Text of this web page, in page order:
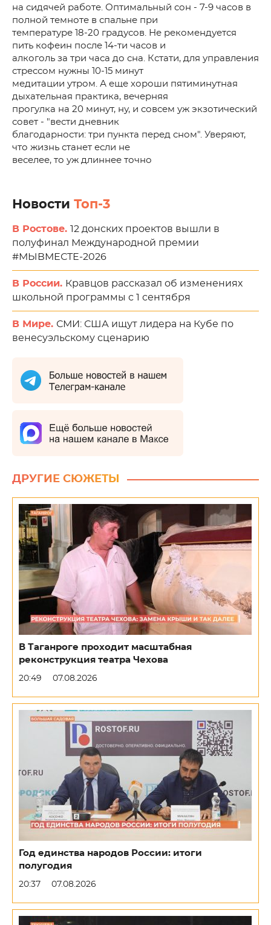
на сидячей работе. Оптимальный сон - 7-9 часов в
полной темноте в спальне при
температуре 18-20 градусов. Не рекомендуется
пить кофеин после 14-ти часов и
алкоголь за три часа до сна. Кстати, для управления
стрессом нужны 10-15 минут
медитации утром. А еще хороши пятиминутная
дыхательная практика, вечерняя
прогулка на 20 минут, ну, и совсем уж экзотический
совет - "вести дневник
благодарности: три пункта перед сном".​ Уверяют,
что жизнь станет если не
веселее, то уж длиннее точно
Новости Топ-3
В Ростове. 12 донских проектов вышли в
полуфинал Международной премии
#МЫВМЕСТЕ-2026
В России. Кравцов рассказал об изменениях
школьной программы с 1 сентября
В Мире. СМИ: США ищут лидера на Кубе по
венесуэльскому сценарию
ДРУГИЕ СЮЖЕТЫ
В Таганроге проходит масштабная
реконструкция театра Чехова
20:49 07.08.2026
Год единства народов России: итоги
полугодия
20:37 07.08.2026